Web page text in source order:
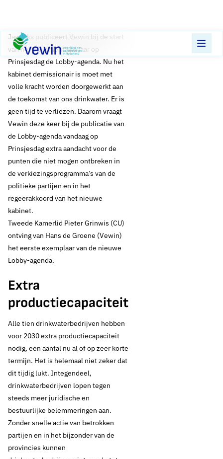
Direct naar content
Terug naar de startpagina
Jaarlijks publiceert Vewin bij de start
van het parlementaire jaar op
Prinsjesdag de Lobby-agenda. Nu het
kabinet demissionair is moet met
volle kracht worden doorgewerkt aan
de toekomst van ons drinkwater. Er is
geen tijd te verliezen. Daarom vraagt
Vewin deze keer bij de publicatie van
de Lobby-agenda vandaag op
Prinsjesdag extra aandacht voor de
punten die niet mogen ontbreken in
de verkiezingsprogramma’s van de
politieke partijen en in het
regeerakkoord van het nieuwe
kabinet.
Tweede Kamerlid Pieter Grinwis (CU)
ontving van Hans de Groene (Vewin)
het eerste exemplaar van de nieuwe
Lobby-agenda.
Extra
productiecapaciteit
Alle tien drinkwaterbedrijven hebben
voor 2030 extra productiecapaciteit
nodig, een aantal nu al of op zeer korte
termijn. Het is helemaal niet zeker dat
dit tijdig lukt. Integendeel,
drinkwaterbedrijven lopen tegen
steeds meer juridische en
bestuurlijke belemmeringen aan.
Zonder snelle actie van betrokken
partijen en in het bijzonder van de
provincies kunnen